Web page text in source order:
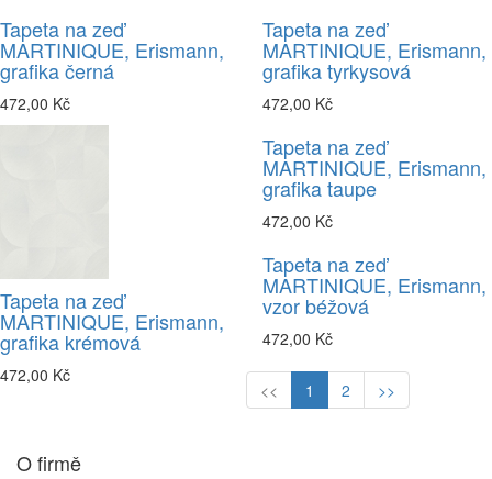
Tapeta na zeď
MARTINIQUE, Erismann,
grafika černá
472,00 Kč
Tapeta na zeď
MARTINIQUE, Erismann,
grafika tyrkysová
472,00 Kč
Tapeta na zeď
MARTINIQUE, Erismann,
grafika krémová
472,00 Kč
Tapeta na zeď
MARTINIQUE, Erismann,
grafika taupe
472,00 Kč
Tapeta na zeď
MARTINIQUE, Erismann,
vzor béžová
472,00 Kč
<< 1 2 >>
O firmě